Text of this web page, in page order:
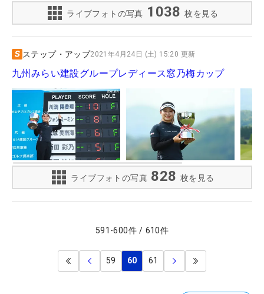
ライブフォトの写真 1038 枚を見る
ステップ・アップ2021年4月24日 (土) 15:20 更新
九州みらい建設グループレディース窓乃梅カップ
ライブフォトの写真 828 枚を見る
591 -600件 / 610件
59 60 61